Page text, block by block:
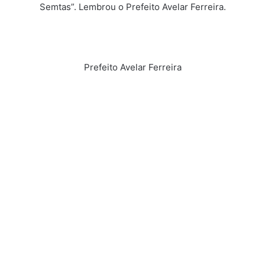
Semtas”. Lembrou o Prefeito Avelar Ferreira.
Prefeito Avelar Ferreira